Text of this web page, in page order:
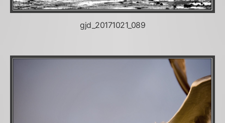
gjd_20171021_089